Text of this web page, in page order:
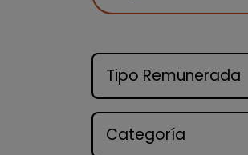
Tipo de oferta
Categoría